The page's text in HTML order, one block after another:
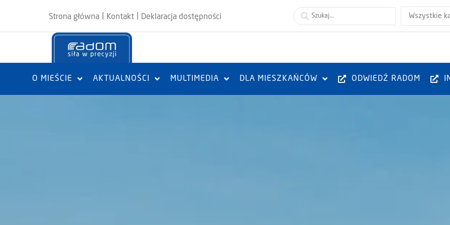
Strona główna Kontakt Deklaracja dostępności Wszystkie
O MIEŚCIE AKTUALNOŚCI MULTIMEDIA DLA MIESZKAŃCÓW ODWIEDŹ RADOM